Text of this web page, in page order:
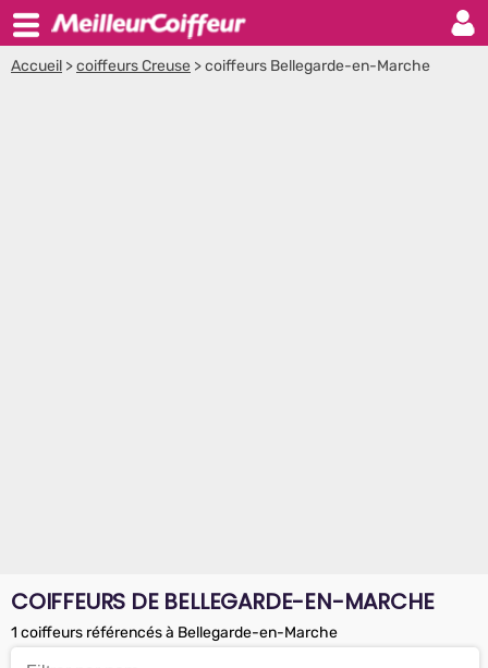
Accueil >coiffeurs Creuse >coiffeurs Bellegarde-en-Marche
COIFFEURS DE BELLEGARDE-EN-MARCHE
1 coiffeurs référencés à Bellegarde-en-Marche